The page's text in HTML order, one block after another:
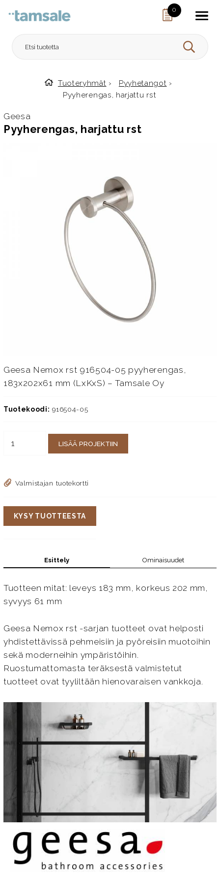
0
HAE
Etusivulle
Tuoteryhmät › Pyyhetangot ›
Pyyherengas, harjattu rst
Geesa
Pyyherengas, harjattu rst
Geesa Nemox rst 916504-05 pyyherengas,
183x202x61 mm (LxKxS) – Tamsale Oy
Tuotekoodi: 916504-05
LISÄÄ PROJEKTIIN
Valmistajan tuotekortti
KYSY TUOTTEESTA
Esittely Ominaisuudet
Tuotteen mitat: leveys 183 mm, korkeus 202 mm,
syvyys 61 mm
Geesa Nemox rst -sarjan tuotteet ovat helposti
yhdistettävissä pehmeisiin ja pyöreisiin muotoihin
sekä moderneihin ympäristöihin.
Ruostumattomasta teräksestä valmistetut
tuotteet ovat tyyliltään hienovaraisen vankkoja.